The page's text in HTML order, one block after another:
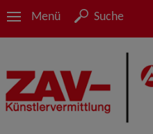
Menü Suche